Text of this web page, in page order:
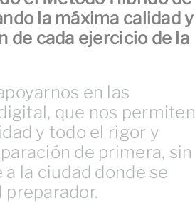
la máxima calidad y
de cada ejercicio de la
en las
que nos permiten
y todo el rigor y
de primera, sin
la ciudad donde se
preparador.